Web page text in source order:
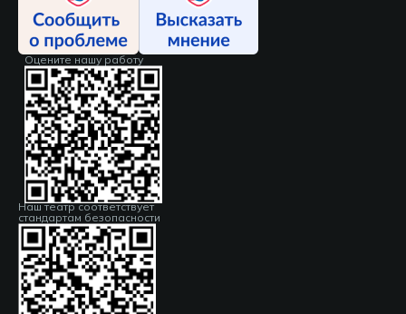
Оцените нашу работу
Наш театр соответствует
стандартам безопасности